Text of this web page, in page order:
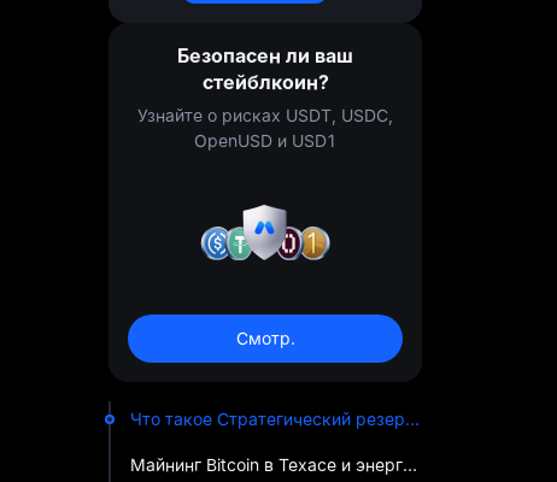
Безопасен ли ваш
стейблкоин?
Узнайте о рисках USDT, USDC,
OpenUSD и USD1
Смотр.
Что такое Стратегический резерв Bitcoin Техаса?
Майнинг Bitcoin в Техасе и энергосеть ERCOT